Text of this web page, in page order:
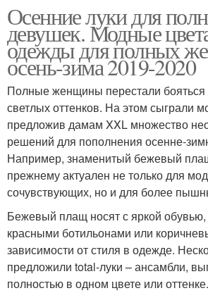
Осенние луки для
девушек. Модные
одежды для полных
осень-зима 2019-2020
Полные женщины перестали бояться
светлых оттенков. На этом сыграли
предложив дамам XXL множество
решений для пополнения осенне-
Например, знаменитый бежевый
прежнему актуален не только для
сочувствующих, но и для более
Бежевый плащ носят с яркой
красными ботильонами или
зависимости от стиля в одежде.
предложили total-луки – ансамбли,
полностью в одном цвете или оттенке.